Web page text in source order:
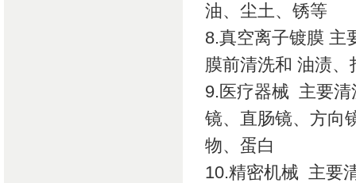
油、尘土、锈等
8.真空离子镀膜 主
膜前清洗和 油渍
9.医疗器械 主要清
镜、直肠镜、方向
物、蛋白
10.精密机械 主要